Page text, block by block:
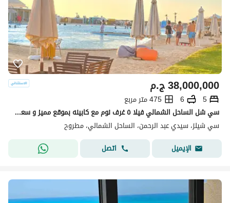
ج.م38,000,000
5
6
475 متر مربع
سي شل الساحل الشمالي فيلا ٥ غرف نوم مع كابينه بموقع مميز و سعر لقطه
سي شيلز، سيدي عبد الرحمن، الساحل الشمالي، مطروح
الإيميل
اتصل